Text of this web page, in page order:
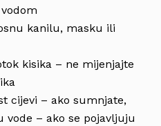
kanilu, masku ili
kisika – ne mijenjajte
cijevi – ako sumnjate,
vode – ako se pojavljuju